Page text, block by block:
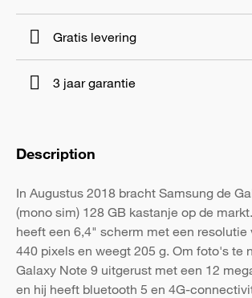
Gratis levering
3 jaar garantie
Description
In Augustus 2018 bracht Samsung de
(mono sim) 128 GB kastanje op de
heeft een 6,4" scherm met een resolutie
440 pixels en weegt 205 g. Om foto's te
Galaxy Note 9 uitgerust met een 12
en hij heeft bluetooth 5 en 4G-